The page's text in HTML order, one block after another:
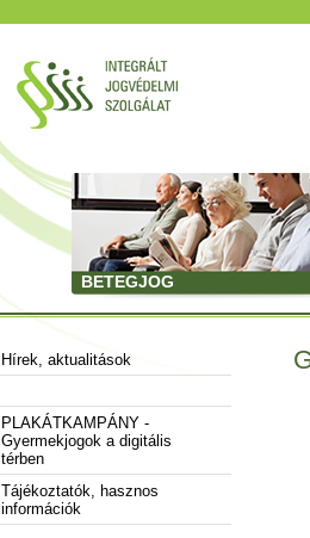
BETEGJOG
Hírek, aktualitások
PLAKÁTKAMPÁNY -
Gyermekjogok a digitális
térben
Tájékoztatók, hasznos
információk